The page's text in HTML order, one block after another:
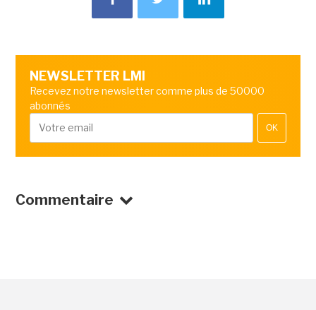
NEWSLETTER LMI
Recevez notre newsletter comme plus de 50000
abonnés
OK
Commentaire